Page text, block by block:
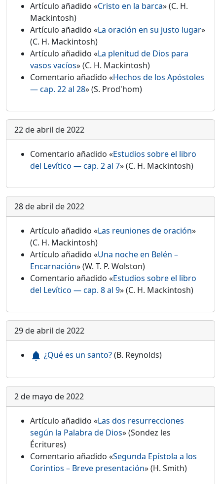
Artículo añadido «Cristo en la barca» (C. H.
Mackintosh)
Artículo añadido «La oración en su justo lugar»
(C. H. Mackintosh)
Artículo añadido «La plenitud de Dios para
vasos vacíos» (C. H. Mackintosh)
Comentario añadido «Hechos de los Apóstoles
— cap. 22 al 28» (S. Prod'hom)
22 de abril de 2022
Comentario añadido «Estudios sobre el libro
del Levítico — cap. 2 al 7» (C. H. Mackintosh)
28 de abril de 2022
Artículo añadido «Las reuniones de oración»
(C. H. Mackintosh)
Artículo añadido «Una noche en Belén –
Encarnación» (W. T. P. Wolston)
Comentario añadido «Estudios sobre el libro
del Levítico — cap. 8 al 9» (C. H. Mackintosh)
29 de abril de 2022
notifications ¿Qué es un santo?(B. Reynolds)
2 de mayo de 2022
Artículo añadido «Las dos resurrecciones
según la Palabra de Dios» (Sondez les
Écritures)
Comentario añadido «Segunda Epístola a los
Corintios – Breve presentación» (H. Smith)